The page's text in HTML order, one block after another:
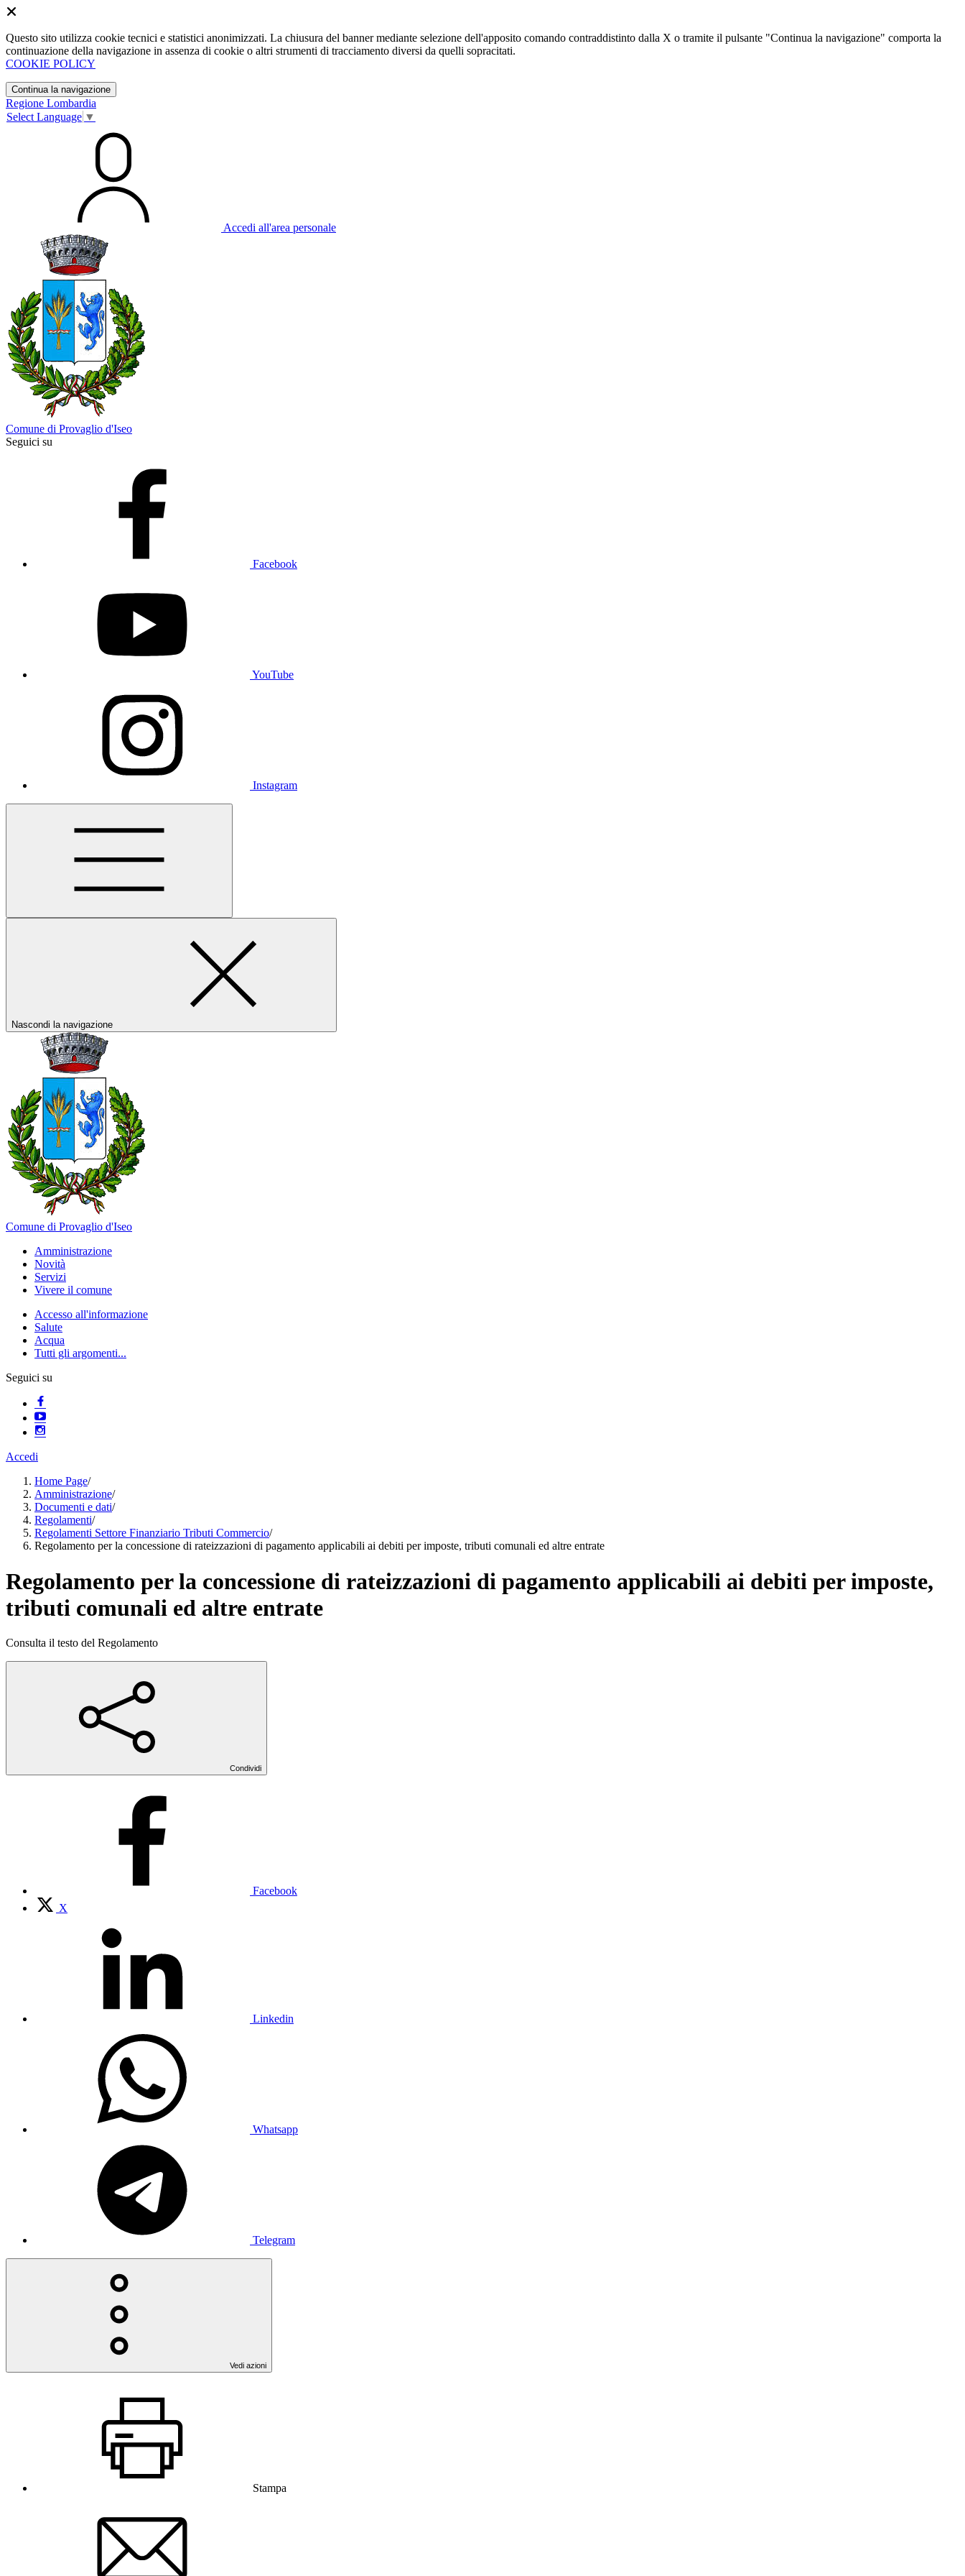
Questo sito utilizza cookie tecnici e statistici anonimizzati. La chiusura del banner mediante selezione dell'apposito comando contraddistinto dalla X o tramite il pulsante "Continua la navigazione" comporta la
continuazione della navigazione in assenza di cookie o altri strumenti di tracciamento diversi da quelli sopracitati.
COOKIE POLICY
Continua la navigazione
Regione Lombardia
Select Language ▼
Accedi all'area personale
Comune di Provaglio d'Iseo
Seguici su
Facebook
YouTube
Instagram
Nascondi la navigazione
Comune di Provaglio d'Iseo
Amministrazione
Novità
Servizi
Vivere il comune
Accesso all'informazione
Salute
Acqua
Tutti gli argomenti...
Seguici su
Accedi
Home Page/
Amministrazione/
Documenti e dati/
Regolamenti/
Regolamenti Settore Finanziario Tributi Commercio/
Regolamento per la concessione di rateizzazioni di pagamento applicabili ai debiti per imposte, tributi comunali ed altre entrate
Regolamento per la concessione di rateizzazioni di pagamento applicabili ai debiti per imposte,
tributi comunali ed altre entrate
Consulta il testo del Regolamento
Condividi
Facebook
X
Linkedin
Whatsapp
Telegram
Vedi azioni
Stampa